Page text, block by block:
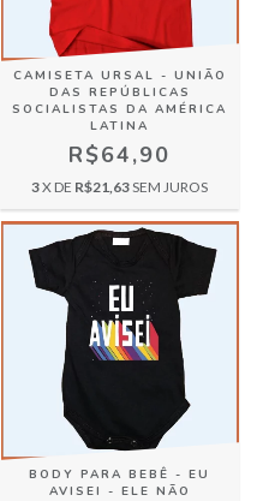
CAMISETA URSAL - UNIÃO
DAS REPÚBLICAS
SOCIALISTAS DA AMÉRICA
LATINA
R$64,90
3X DE R$21,63SEM JUROS
BODY PARA BEBÊ - EU
AVISEI - ELE NÃO